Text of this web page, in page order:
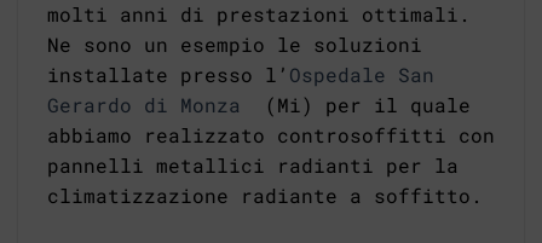
molti anni di prestazioni ottimali.
Ne sono un esempio le soluzioni
installate presso l’ Ospedale San
Gerardo di Monza (Mi) per il quale
abbiamo realizzato controsoffitti con
pannelli metallici radianti per la
climatizzazione radiante a soffitto.